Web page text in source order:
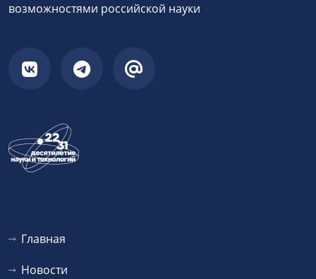
возможностями российской науки
Главная
Новости